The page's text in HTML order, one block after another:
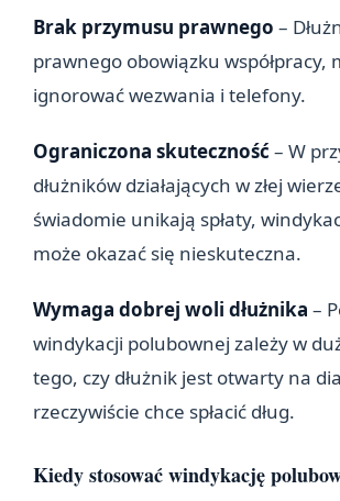
Brak przymusu prawnego –
prawnego obowiązku współpracy,
ignorować wezwania i telefony.
Ograniczona skuteczność – W
dłużników działających w złej
świadomie unikają spłaty,
może okazać się nieskuteczna.
Wymaga dobrej woli dłużnika –
windykacji polubownej zależy w
tego, czy dłużnik jest otwarty na
rzeczywiście chce spłacić dług.
Kiedy stosować windykację